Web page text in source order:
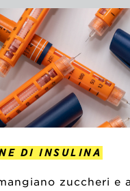
Type
Italian
DI INSULINA
zuccheri e